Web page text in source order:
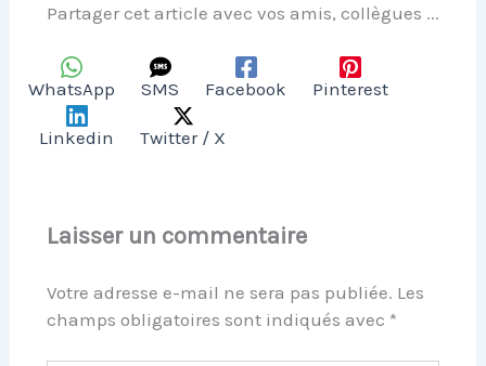
Partager cet article avec vos amis, collègues ...
WhatsApp SMS Facebook Pinterest
Linkedin Twitter / X
Laisser un commentaire
Votre adresse e-mail ne sera pas publiée. Les
champs obligatoires sont indiqués avec *